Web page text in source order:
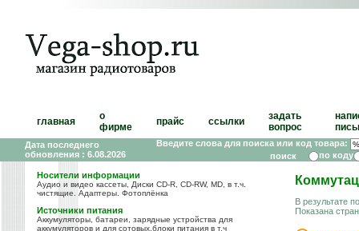
главная
о
фирме
прайс ссылки
задать
вопрос
Дата последнего
обновления : 6.08.2026
Введите слова для поиска или код товара:
по коду
Носители информации
Аудио и видео кассеты, Диски CD-R, CD-RW, MD, в т.ч.
чистящие. Адаптеры. Фотоплёнка
Источники питания
Аккумуляторы, батареи, зарядные устройства для
аккумуляторов и для сотовых,блоки питания в т.ч
В результате
Показана